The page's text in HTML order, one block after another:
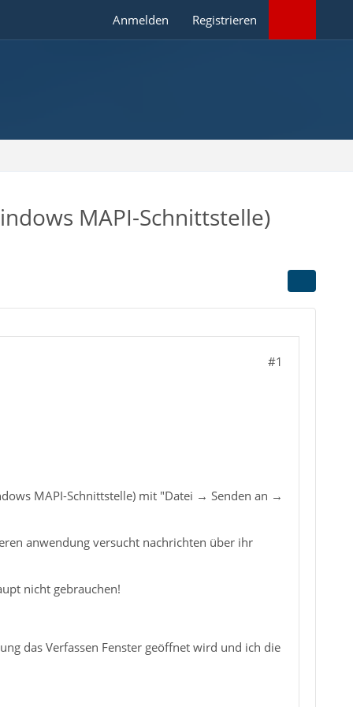
Anmelden Registrieren
MAPI-Schnittstelle)
#1
MAPI-Schnittstelle) mit "Datei → Senden an →
anwendung versucht nachrichten über ihr
nicht gebrauchen!
das Verfassen Fenster geöffnet wird und ich die